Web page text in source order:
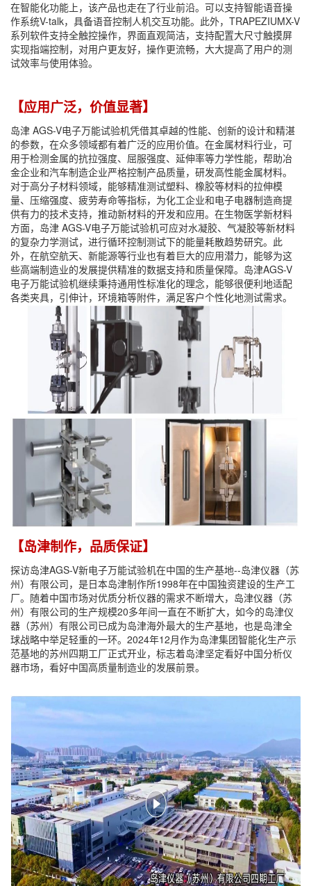
在智能化功能上，该产品也走在了行业前沿。可以支持智能语音操
作系统V-talk，具备语音控制人机交互功能。此外，TRAPEZIUMX-V
系列软件支持全触控操作，界面直观简洁，支持配置大尺寸触摸屏
实现指端控制，对用户更友好，操作更流畅，大大提高了用户的测
试效率与使用体验。
【应用广泛，价值显著】
岛津 AGS-V电子万能试验机凭借其卓越的性能、创新的设计和精湛
的参数，在众多领域都有着广泛的应用价值。在金属材料行业，可
用于检测金属的抗拉强度、屈服强度、延伸率等力学性能，帮助冶
金企业和汽车制造企业严格控制产品质量，研发高性能金属材料。
对于高分子材料领域，能够精准测试塑料、橡胶等材料的拉伸模
量、压缩强度、疲劳寿命等指标，为化工企业和电子电器制造商提
供有力的技术支持，推动新材料的开发和应用。在生物医学新材料
方面，岛津 AGS-V电子万能试验机可应对水凝胶、气凝胶等新材料
的复杂力学测试，进行循环控制测试下的能量耗散趋势研究。此
外，在航空航天、新能源等行业也有着巨大的应用潜力，能够为这
些高端制造业的发展提供精准的数据支持和质量保障。岛津AGS-V
电子万能试验机继续秉持通用性标准化的理念，能够很便利地适配
各类夹具，引伸计，环境箱等附件，满足客户个性化地测试需求。
【岛津制作，品质保证】
探访岛津AGS-V新电子万能试验机在中国的生产基地--岛津仪器（苏
州）有限公司，是日本岛津制作所1998年在中国独资建设的生产工
厂。随着中国市场对优质分析仪器的需求不断增大，岛津仪器（苏
州）有限公司的生产规模20多年间一直在不断扩大，如今的岛津仪
器（苏州）有限公司已成为岛津海外最大的生产基地，也是岛津全
球战略中举足轻重的一环。2024年12月作为岛津集团智能化生产示
范基地的苏州四期工厂正式开业，标志着岛津坚定看好中国分析仪
器市场，看好中国高质量制造业的发展前景。